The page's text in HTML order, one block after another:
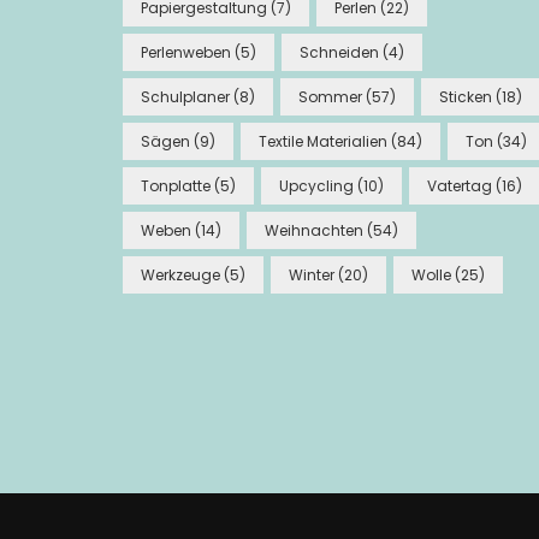
Papiergestaltung (7) Perlen (22)
Perlenweben (5) Schneiden (4)
Schulplaner (8) Sommer (57) Sticken (18)
Sägen (9) Textile Materialien (84) Ton (34)
Tonplatte (5) Upcycling (10) Vatertag (16)
Weben (14) Weihnachten (54)
Werkzeuge (5) Winter (20) Wolle (25)